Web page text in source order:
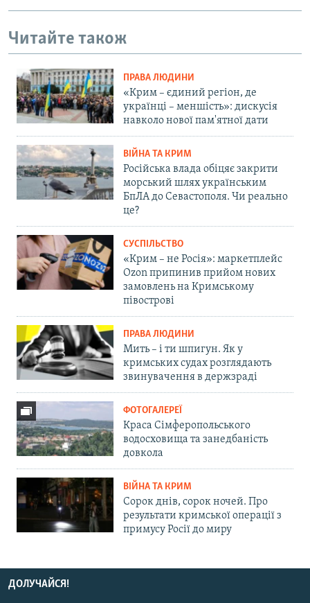
Читайте також
ПРАВА ЛЮДИНИ
«Крим – єдиний регіон, де
українці – меншість»: дискусія
навколо нової пам'ятної дати
ВІЙНА ТА КРИМ
Російська влада обіцяє закрити
морський шлях українським
БпЛА до Севастополя. Чи реально
це?
СУСПІЛЬСТВО
«Крим – не Росія»: маркетплейс
Ozon припинив прийом нових
замовлень на Кримському
півострові
ПРАВА ЛЮДИНИ
Мить – і ти шпигун. Як у
кримських судах розглядають
звинувачення в держзраді
ФОТОГАЛЕРЕЇ
Краса Сімферопольського
водосховища та занедбаність
довкола
ВІЙНА ТА КРИМ
Сорок днів, сорок ночей. Про
результати кримської операції з
примусу Росії до миру
ДОЛУЧАЙСЯ!